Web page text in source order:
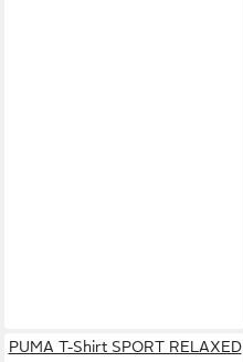
PUMA T-Shirt SPORT RELAXED